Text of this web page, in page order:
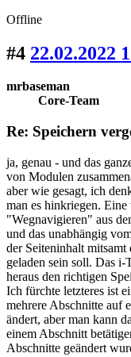
Offline
#4 22.02.2022
mrbaseman
Core-Team
Re: Speichern
ja, genau - und das
von Modulen
aber wie gesagt, ich
man es hinkriegen.
"Wegnavigieren" aus
und das unabhängig
der Seiteninhalt
geladen sein soll. Das
heraus den richtigen
Ich fürchte letzteres ist
mehrere Abschnitte auf
ändert, aber man kann
einem Abschnitt
Abschnitte geändert